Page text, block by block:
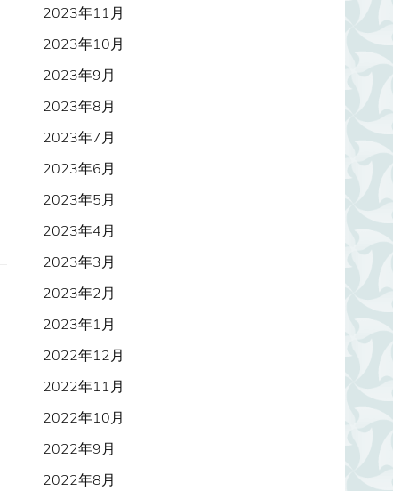
2023年11月
2023年10月
2023年9月
2023年8月
2023年7月
2023年6月
2023年5月
2023年4月
2023年3月
2023年2月
2023年1月
2022年12月
2022年11月
2022年10月
2022年9月
2022年8月